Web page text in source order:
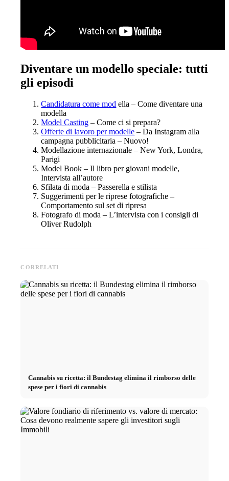
Diventare un modello speciale: tutti
gli episodi
Candidatura come mod ella – Come diventare una
modella
Model Casting – Come ci si prepara?
Offerte di lavoro per modelle – Da Instagram alla
campagna pubblicitaria – Nuovo!
Modellazione internazionale – New York, Londra,
Parigi
Model Book – Il libro per giovani modelle,
Intervista all’autore
Sfilata di moda – Passerella e stilista
Suggerimenti per le riprese fotografiche –
Comportamento sul set di ripresa
Fotografo di moda – L’intervista con i consigli di
Oliver Rudolph
CORRELATI
Cannabis su ricetta: il Bundestag elimina il rimborso delle
spese per i fiori di cannabis